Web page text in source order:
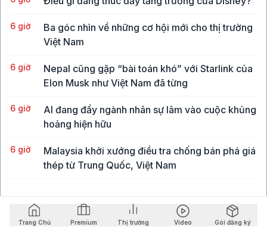
6 giờ
Ba góc nhìn về những cơ hội mới cho thị trường
Việt Nam
6 giờ
Nepal cũng gặp “bài toán khó” với Starlink của
Elon Musk như Việt Nam đã từng
6 giờ
AI đang đẩy ngành nhân sự lâm vào cuộc khủng
hoảng hiện hữu
6 giờ
Malaysia khởi xướng điều tra chống bán phá giá
thép từ Trung Quốc, Việt Nam
làm lung lay niềm tin của giới đầu tư
Trang Chủ Premium Thị trường Video Gói đăng ký